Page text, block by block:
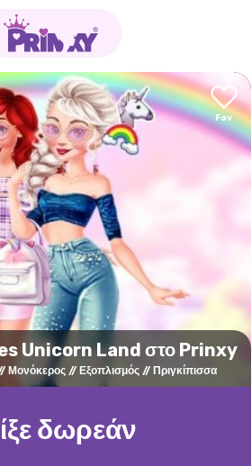
Unicorn Land στο Prinxy
Μονόκερος Εξοπλισμός Πριγκίπισσα
δωρεάν